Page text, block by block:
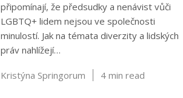
připomínají, že předsudky a nenávist vůči
LGBTQ+ lidem nejsou ve společnosti
minulostí. Jak na témata diverzity a lidských
práv nahlížejí…
Kristýna Springorum 4 min read